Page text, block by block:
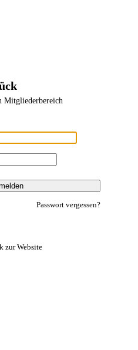
Mitgliederbereich
Passwort vergessen?
zur Website